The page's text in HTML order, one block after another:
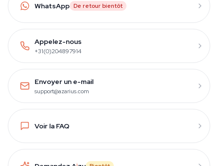
WhatsApp De retour bientôt
Appelez-nous
+31(0)204897914
Envoyer un e-mail
support@azarius.com
Voir la FAQ
i